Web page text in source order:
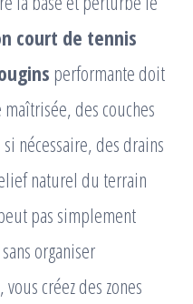
court de tennis
performante doit
des couches
nécessaire, des drains
naturel du terrain
pas simplement
organiser
créez des zones